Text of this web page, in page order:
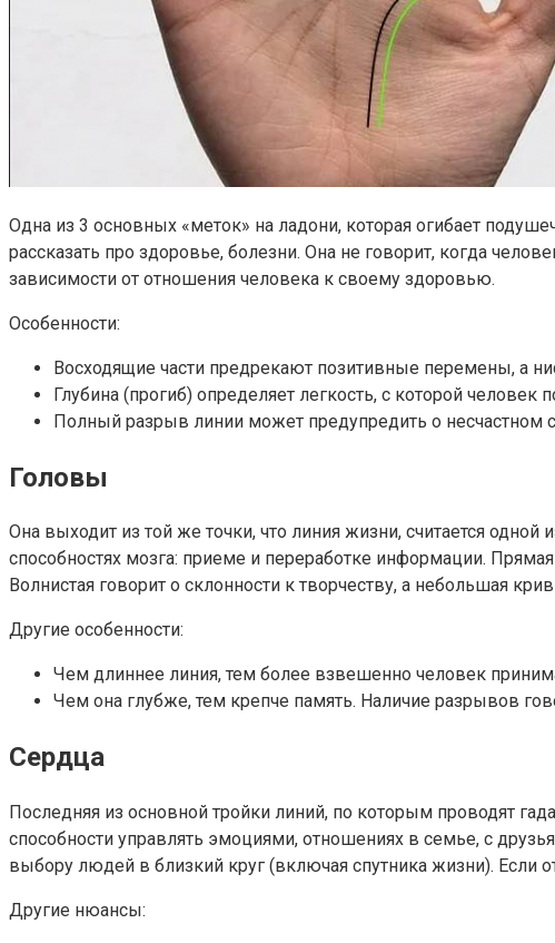
Одна из 3 основных «меток» на ладони, которая огибает
рассказать про здоровье, болезни. Она не говорит, когда
зависимости от отношения человека к своему здоровью.
Особенности:
Восходящие части предрекают позитивные перемены, а
Глубина (прогиб) определяет легкость, с которой
Полный разрыв линии может предупредить о несчастном
Головы
Она выходит из той же точки, что линия жизни, считается
способностях мозга: приеме и переработке информации.
Волнистая говорит о склонности к творчеству, а небольшая
Другие особенности:
Чем длиннее линия, тем более взвешенно человек
Чем она глубже, тем крепче память. Наличие разрывов
Сердца
Последняя из основной тройки линий, по которым проводят
способности управлять эмоциями, отношениях в семье, с
выбору людей в близкий круг (включая спутника жизни). Если
Другие нюансы: